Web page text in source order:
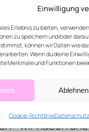
Einwilligung
Erlebnis zu bieten,
zu speichern und/oder
können wir Daten wie
Wenn du deine
Merkmale und Funktionen
Ablehnen
Cookie-Richtlinie
mit Fragen
und
ich:“ Also
und wütend
bis sich
Welche
uns nichts
der Tür und
wir haben